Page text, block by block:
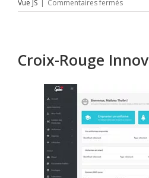
Vue JS | Commentaires ferméssur
Croix-Rouge